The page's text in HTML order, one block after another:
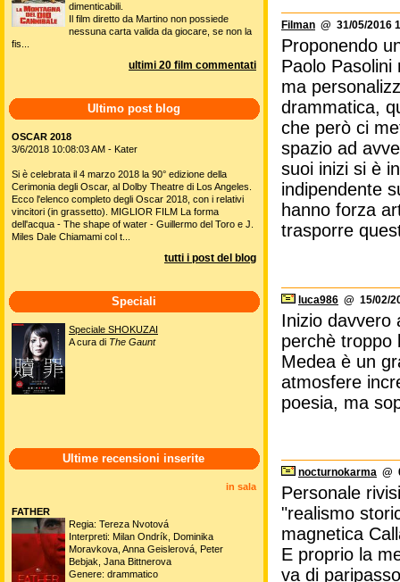
Filman @ 31/05/2016
Proponendo
Paolo
ma
drammatica,
che però ci
spazio ad
suoi inizi si è
indipendente
hanno forza
trasporre
luca986 @ 15/02/
Inizio davvero
perchè troppo
Medea è un
atmosfere
poesia, ma
nocturnokarma @
Personale
"realismo
magnetica
E proprio la
va di
dimenticabili.
Il film diretto da Martino non possiede
nessuna carta valida da giocare, se non la
fis...
ultimi 20 film commentati
Ultimo post blog
OSCAR 2018
3/6/2018 10:08:03 AM - Kater
Si è celebrata il 4 marzo 2018 la 90° edizione della
Cerimonia degli Oscar, al Dolby Theatre di Los Angeles.
Ecco l'elenco completo degli Oscar 2018, con i relativi
vincitori (in grassetto). MIGLIOR FILM La forma
dell'acqua - The shape of water - Guillermo del Toro e J.
Miles Dale Chiamami col t...
tutti i post del blog
Speciali
Speciale SHOKUZAI
A cura di The Gaunt
Ultime recensioni inserite
in sala
FATHER
Regia: Tereza Nvotová
Interpreti: Milan Ondrík, Dominika
Moravkova, Anna Geislerová, Peter
Bebjak, Jana Bittnerova
Genere: drammatico